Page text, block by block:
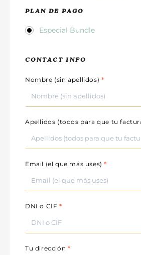
PLAN DE PAGO
Especial Bundle
CONTACT INFO
Nombre (sin apellidos) *
Apellidos (todos para que tu
Email (el que más uses)*
DNI o CIF *
Tu dirección *